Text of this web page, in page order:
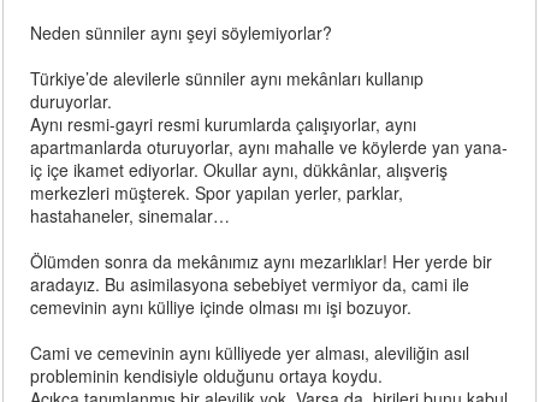
Neden sünniler aynı şeyi söylemiyorlar?
Türkiye’de alevilerle sünniler aynı mekânları kullanıp
duruyorlar.
Aynı resmi-gayri resmi kurumlarda çalışıyorlar, aynı
apartmanlarda oturuyorlar, aynı mahalle ve köylerde yan yana-
iç içe ikamet ediyorlar. Okullar aynı, dükkânlar, alışveriş
merkezleri müşterek. Spor yapılan yerler, parklar,
hastahaneler, sinemalar…
Ölümden sonra da mekânımız aynı mezarlıklar! Her yerde bir
aradayız. Bu asimilasyona sebebiyet vermiyor da, cami ile
cemevinin aynı külliye içinde olması mı işi bozuyor.
Cami ve cemevinin aynı külliyede yer alması, aleviliğin asıl
probleminin kendisiyle olduğunu ortaya koydu.